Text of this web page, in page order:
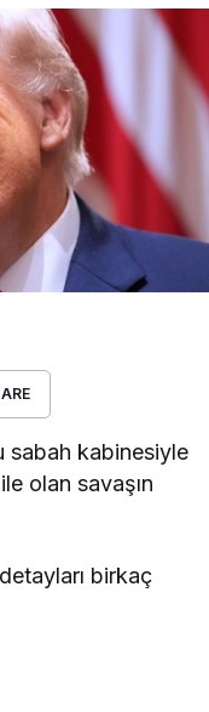
sabah kabinesiyle
olan savaşın
birkaç